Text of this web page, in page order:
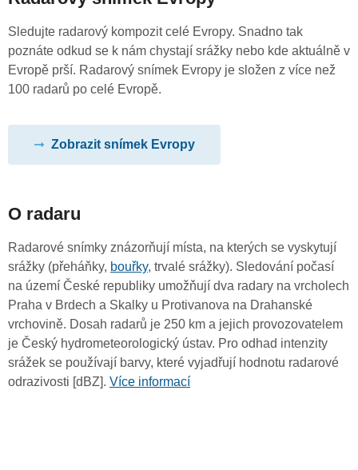
Sledujte radarový kompozit celé Evropy. Snadno tak
poznáte odkud se k nám chystají srážky nebo kde aktuálně v
Evropě prší. Radarový snímek Evropy je složen z více než
100 radarů po celé Evropě.
Zobrazit snímek Evropy
O radaru
Radarové snímky znázorňují místa, na kterých se vyskytují
srážky (přeháňky, bouřky, trvalé srážky). Sledování počasí
na území České republiky umožňují dva radary na vrcholech
Praha v Brdech a Skalky u Protivanova na Drahanské
vrchovině. Dosah radarů je 250 km a jejich provozovatelem
je Český hydrometeorologický ústav. Pro odhad intenzity
srážek se používají barvy, které vyjadřují hodnotu radarové
odrazivosti [dBZ]. Více informací